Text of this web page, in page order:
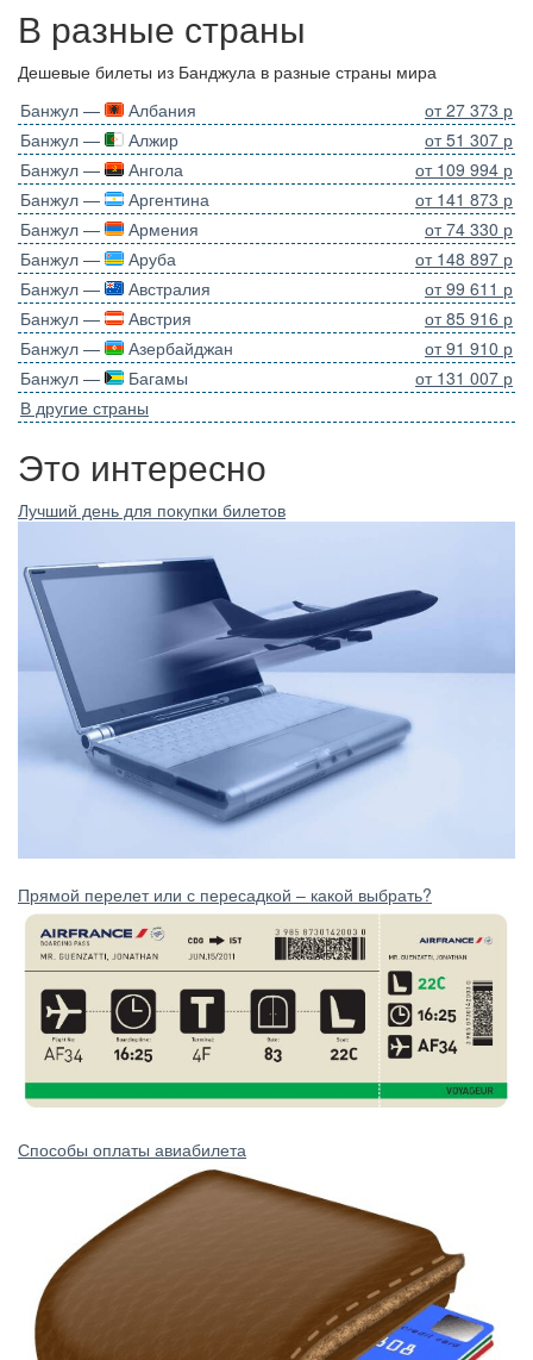
В разные страны
Дешевые билеты из Банджула в разные страны мира
Банжул —
Албания
от 27 373 р
Банжул —
Алжир
от 51 307 р
Банжул —
Ангола
от 109 994 р
Банжул —
Аргентина
от 141 873 р
Банжул —
Армения
от 74 330 р
Банжул —
Аруба
от 148 897 р
Банжул —
Австралия
от 99 611 р
Банжул —
Австрия
от 85 916 р
Банжул —
Азербайджан
от 91 910 р
Банжул —
Багамы
от 131 007 р
В другие страны
Это интересно
Лучший день для покупки билетов
Прямой перелет или с пересадкой – какой выбрать?
Способы оплаты авиабилета